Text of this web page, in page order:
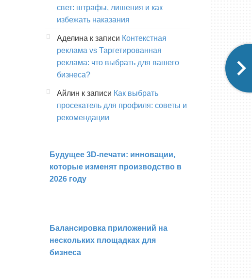
свет: штрафы, лишения и как
избежать наказания
Аделина к записи Контекстная
реклама vs Таргетированная
реклама: что выбрать для вашего
бизнеса?
Айлин к записи Как выбрать
просекатель для профиля: советы и
рекомендации
Будущее 3D-печати: инновации,
которые изменят производство в
2026 году
Балансировка приложений на
нескольких площадках для
бизнеса